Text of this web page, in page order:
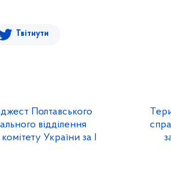
Твітнути
Полтавського
відділення
України за І